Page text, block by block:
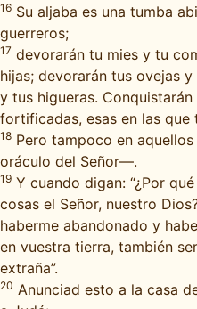
16 Su aljaba es una tumba
guerreros;
17 devorarán tu mies y tu
hijas; devorarán tus ovejas
y tus higueras.
fortificadas, esas en las que
18 Pero tampoco en
oráculo del Señor—.
19 Y cuando digan: “¿Por
cosas el Señor, nuestro
haberme abandonado y
en vuestra tierra, también
extraña”.
20 Anunciad esto a la casa